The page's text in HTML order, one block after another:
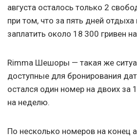
августа осталось только 2
при том, что за пять дней отдыха
заплатить около 18 300 гривен
Rimma Шешоры — такая же
доступные для бронирования
остался один номер на двоих за
на неделю.
По несколько номеров на конец